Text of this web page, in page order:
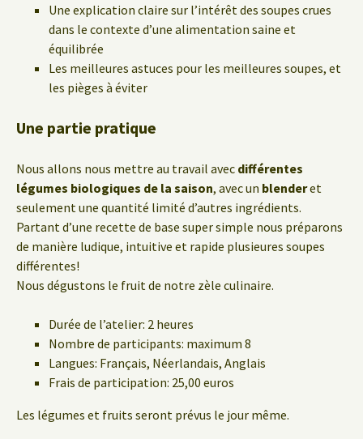
Une explication claire sur l’intérêt des soupes crues
dans le contexte d’une alimentation saine et
équilibrée
Les meilleures astuces pour les meilleures soupes, et
les pièges à éviter
Une partie pratique
Nous allons nous mettre au travail avec différentes
légumes biologiques de la saison, avec un blenderet
seulement une quantité limité d’autres ingrédients.
Partant d’une recette de base super simple nous préparons
de manière ludique, intuitive et rapide plusieures soupes
différentes!
Nous dégustons le fruit de notre zèle culinaire.
Durée de l’atelier: 2 heures
Nombre de participants: maximum 8
Langues: Français, Néerlandais, Anglais
Frais de participation: 25,00 euros
Les légumes et fruits seront prévus le jour même.